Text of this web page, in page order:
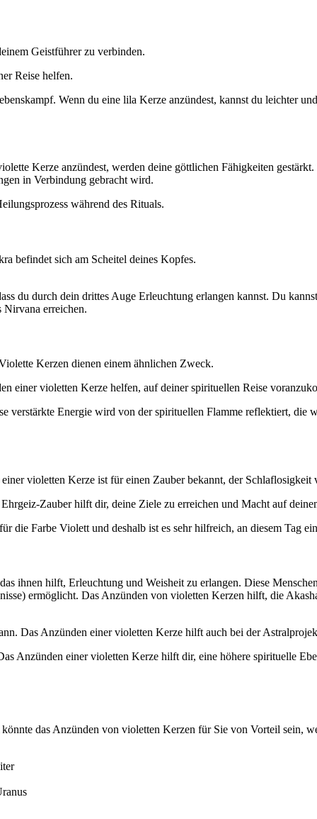
Geistführer zu verbinden.
Reise helfen.
Wenn du eine lila Kerze anzündest, kannst du leichter
Kerze anzündest, werden deine göttlichen Fähigkeiten
in Verbindung gebracht wird.
während des Rituals.
befindet sich am Scheitel deines Kopfes.
du durch dein drittes Auge Erleuchtung erlangen kannst. Du
Nirvana erreichen.
Kerzen dienen einem ähnlichen Zweck.
einer violetten Kerze helfen, auf deiner spirituellen Reise
Energie wird von der spirituellen Flamme reflektiert, die
violetten Kerze ist für einen Zauber bekannt, der
Zauber hilft dir, deine Ziele zu erreichen und Macht auf
Farbe Violett und deshalb ist es sehr hilfreich, an diesem Tag
ihnen hilft, Erleuchtung und Weisheit zu erlangen. Diese
ermöglicht. Das Anzünden von violetten Kerzen hilft, die
Das Anzünden einer violetten Kerze hilft auch bei der
Anzünden einer violetten Kerze hilft dir, eine höhere spirituelle
das Anzünden von violetten Kerzen für Sie von Vorteil sein,